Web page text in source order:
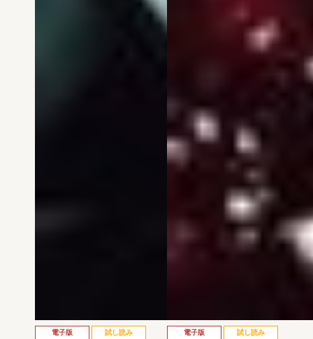
電子版 試し読み 電子版 試し読み